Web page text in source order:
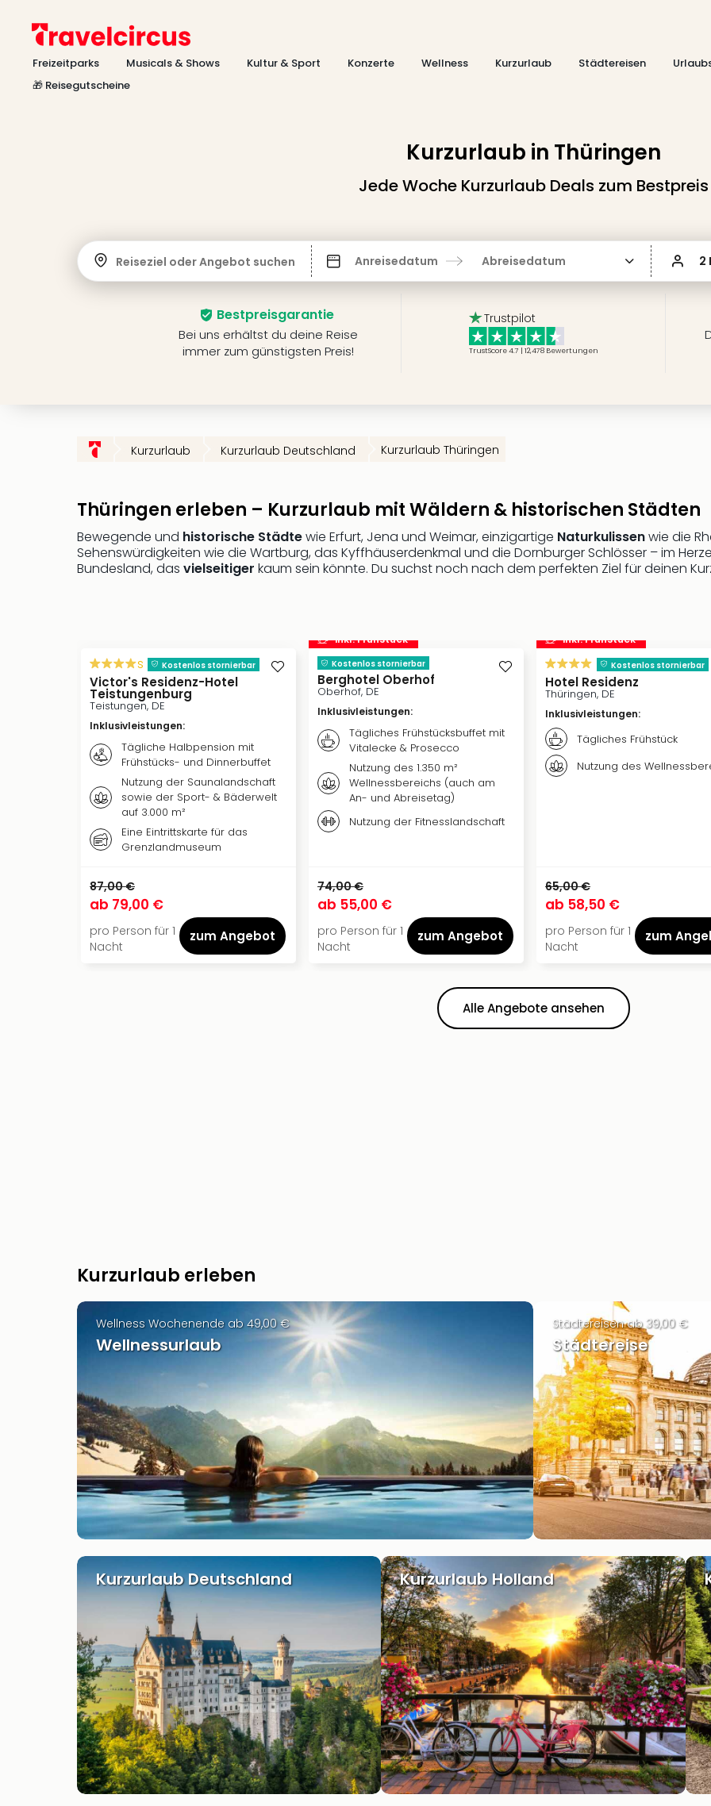
Freizeitparks Musicals & Shows Kultur & Sport Konzerte Wellness Kurzurlaub Städtereisen
🎁 Reisegutscheine
Kurzurlaub in Thüringen
Jede Woche Kurzurlaub Deals zum Bestpreis
Reiseziel oder Angebot suchen Anreisedatum Abreisedatum 2
Bestpreisgarantie
Bei uns erhältst du deine Reise
immer zum günstigsten Preis!
Trustpilot
TrustScore 4.7 | 12,478 Bewertungen
Kurzurlaub Kurzurlaub Deutschland Kurzurlaub Thüringen
Thüringen erleben – Kurzurlaub mit Wäldern & historischen Städten
Bewegende und historische Städtewie Erfurt, Jena und Weimar, einzigartige Naturkulissenwie die
Sehenswürdigkeiten wie die Wartburg, das Kyffhäuserdenkmal und die Dornburger Schlösser – im
Bundesland, das vielseitiger kaum sein könnte. Du suchst noch nach dem perfekten Ziel für deinen
s Kostenlos stornierbar
Victor's Residenz-Hotel
Teistungenburg
Teistungen, DE
Inklusivleistungen:
Tägliche Halbpension mit
Frühstücks- und Dinnerbuffet
Nutzung der Saunalandschaft
sowie der Sport- & Bäderwelt
auf 3.000 m²
Eine Eintrittskarte für das
Grenzlandmuseum
87,00 €
ab 79,00 €
pro Person für 1
Nacht
zum Angebot
inkl. Frühstück
Kostenlos stornierbar
Berghotel Oberhof
Oberhof, DE
Inklusivleistungen:
Tägliches Frühstücksbuffet mit
Vitalecke & Prosecco
Nutzung des 1.350 m²
Wellnessbereichs (auch am
An- und Abreisetag)
Nutzung der Fitnesslandschaft
74,00 €
ab 55,00 €
pro Person für 1
Nacht
zum Angebot
inkl. Frühstück
Kostenlos stornierbar
Hotel Residenz
Thüringen, DE
Inklusivleistungen:
Tägliches Frühstück
Nutzung des
65,00 €
ab 58,50 €
pro Person für 1
Nacht
zum
Alle Angebote ansehen
Kurzurlaub erleben
Wellness Wochenende ab 49,00 €
Wellnessurlaub
Städtereisen ab 39,00 €
Städtereise
Kurzurlaub Deutschland Kurzurlaub Holland